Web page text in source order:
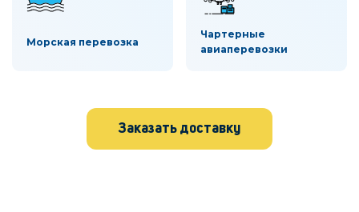
Морская перевозка
Чартерные
авиаперевозки
Заказать доставку